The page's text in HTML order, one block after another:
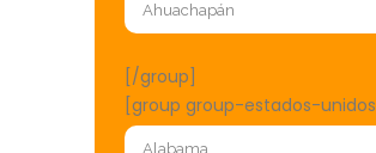
[/group]
[group group-estados-unidos]